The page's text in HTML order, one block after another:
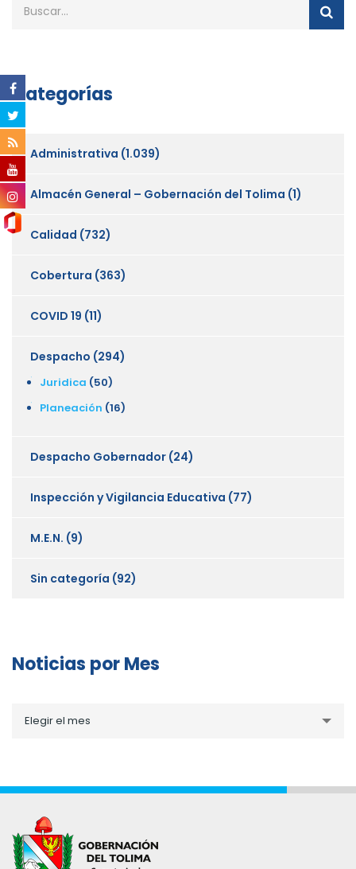
Categorías
Administrativa (1.039)
Almacén General – Gobernación del Tolima (1)
Calidad (732)
Cobertura (363)
COVID 19 (11)
Despacho (294)
Juridica (50)
Planeación (16)
Despacho Gobernador (24)
Inspección y Vigilancia Educativa (77)
M.E.N. (9)
Sin categoría (92)
Noticias por Mes
porElegir el mes